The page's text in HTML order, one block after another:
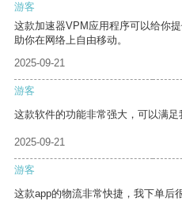
游客
这款加速器VPM应用程序可以给你
助你在网络上自由移动。
2025-09-21
游客
这款软件的功能非常强大，可以满足
2025-09-21
游客
这款app的物流非常快捷，我下单后